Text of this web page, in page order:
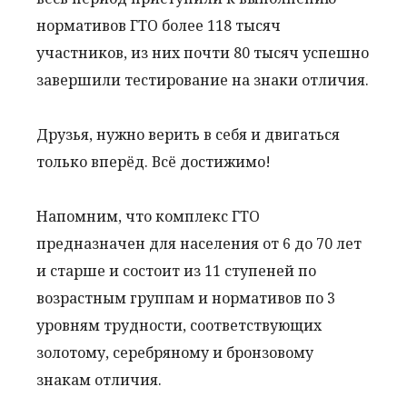
нормативов ГТО более 118 тысяч
участников, из них почти 80 тысяч успешно
завершили тестирование на знаки отличия.
Друзья, нужно верить в себя и двигаться
только вперёд. Всё достижимо!
Напомним, что комплекс ГТО
предназначен для населения от 6 до 70 лет
и старше и состоит из 11 ступеней по
возрастным группам и нормативов по 3
уровням трудности, соответствующих
золотому, серебряному и бронзовому
знакам отличия.